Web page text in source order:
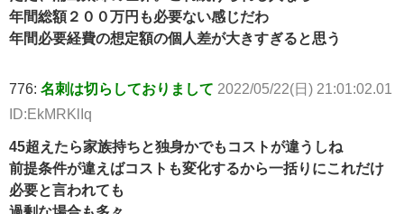
年間総額２００万円も必要ない感じだわ
年間必要経費の想定額の個人差が大きすぎると思う
776: 名刺は切らしておりまして 2022/05/22(日) 21:01:02.01
ID:EkMRKlIq
45超えたら家族持ちと独身かでもコストが違うしね
前提条件が違えばコストも変化するから一括りにこれだけ
必要と言われても